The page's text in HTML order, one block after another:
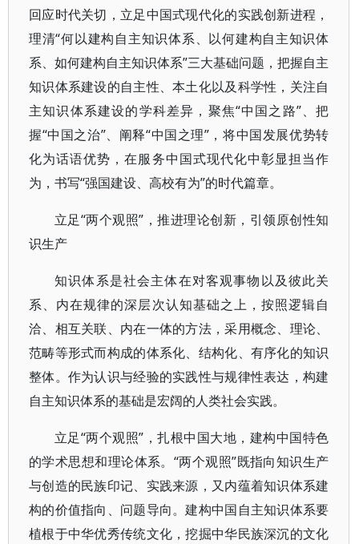
回应时代关切，立足中国式现代化的实践创新进程，
理清“何以建构自主知识体系、以何建构自主知识体
系、如何建构自主知识体系”三大基础问题，把握自主
知识体系建设的自主性、本土化以及科学性，关注自
主知识体系建设的学科差异，聚焦“中国之路”、把
握“中国之治”、阐释“中国之理”，将中国发展优势转
化为话语优势，在服务中国式现代化中彰显担当作
为，书写“强国建设、高校有为”的时代篇章。
立足“两个观照”，推进理论创新，引领原创性知
识生产
知识体系是社会主体在对客观事物以及彼此关
系、内在规律的深层次认知基础之上，按照逻辑自
洽、相互关联、内在一体的方法，采用概念、理论、
范畴等形式而构成的体系化、结构化、有序化的知识
整体。作为认识与经验的实践性与规律性表达，构建
自主知识体系的基础是宏阔的人类社会实践。
立足“两个观照”，扎根中国大地，建构中国特色
的学术思想和理论体系。“两个观照”既指向知识生产
与创造的民族印记、实践来源，又内蕴着知识体系建
构的价值指向、问题导向。建构中国自主知识体系要
植根于中华优秀传统文化，挖掘中华民族深沉的文化